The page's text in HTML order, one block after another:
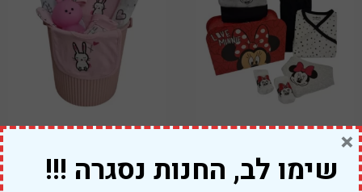
מתנה ליולדת בת – מיני מאוס
מזוודה אדומה
319.00 ₪
שימו לב, החנות נסגרה !!!
×